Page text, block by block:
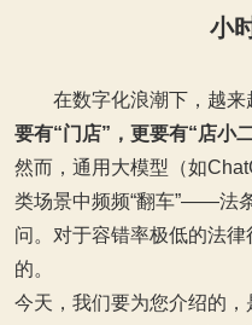
小
在数字化浪潮下，越来
要有“门店”，更要有“店小
然而，通用大模型（如
类场景中频频“翻车”——法
问。对于容错率极低的法
的。
今天，我们要为您介绍的